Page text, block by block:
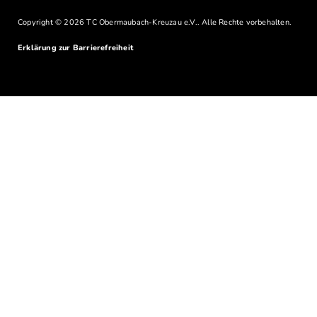
Copyright © 2026 TC Obermaubach-Kreuzau e.V.. Alle Rechte vorbehalten.
Erklärung zur Barrierefreiheit